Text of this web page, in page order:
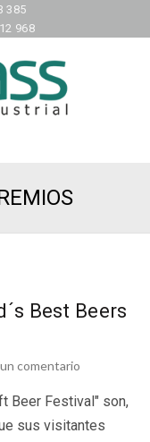
385
968
Best Beers
comentario
Beer Festival" son,
sus visitantes